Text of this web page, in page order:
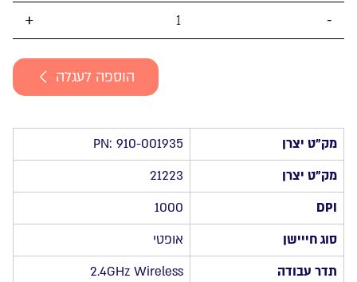
M705
הוספה לעגלה
מק”ט יצרן
PN: 910-001935
מק”ט יצרן
21223
DPI
1000
סוג חייישן
אופטי
תדר עבודה
2.4GHz Wireless